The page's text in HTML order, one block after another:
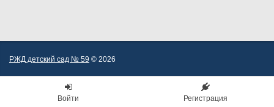
РЖД детский сад № 59 © 2026
Войти Регистрация